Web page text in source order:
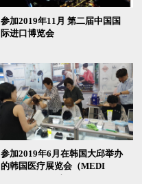
参加2019年11月 第二届中国国
际进口博览会
参加2019年6月在韩国大邱举办
的韩国医疗展览会（MEDI
EXPO KOREA）